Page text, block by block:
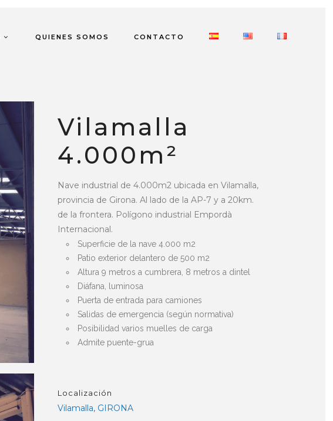
QUIENES SOMOS CONTACTO
Vilamalla
4.000m²
Nave industrial de 4.000m2 ubicada en Vilamalla,
provincia de Girona. Al lado de la AP-7 y a 20km.
de la frontera. Polígono industrial Empordà
Internacional.
Superficie de la nave 4.000 m2
Patio exterior delantero de 500 m2
Altura 9 metros a cumbrera, 8 metros a dintel
Diáfana, luminosa
Puerta de entrada para camiones
Salidas de emergencia (según normativa)
Posibilidad varios muelles de carga
Admite puente-grua
Localización
Vilamalla, GIRONA